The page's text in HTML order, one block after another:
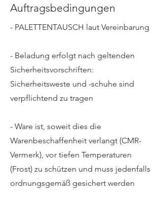
Auftragsbedingungen
- PALETTENTAUSCH laut Vereinbarung
- Beladung erfolgt nach geltenden
Sicherheitsvorschriften:
Sicherheitsweste und -schuhe sind
verpflichtend zu tragen
- Ware ist, soweit dies die
Warenbeschaffenheit verlangt (CMR-
Vermerk), vor tiefen Temperaturen
(Frost) zu schützen und muss jedenfalls
ordnungsgemäß gesichert werden